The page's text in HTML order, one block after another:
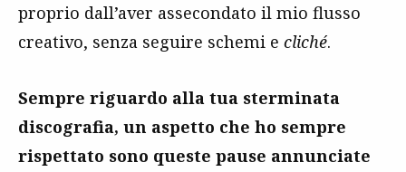
proprio dall’aver assecondato il mio flusso
creativo, senza seguire schemi e cliché.
Sempre riguardo alla tua sterminata
discografia, un aspetto che ho sempre
rispettato sono queste pause annunciate